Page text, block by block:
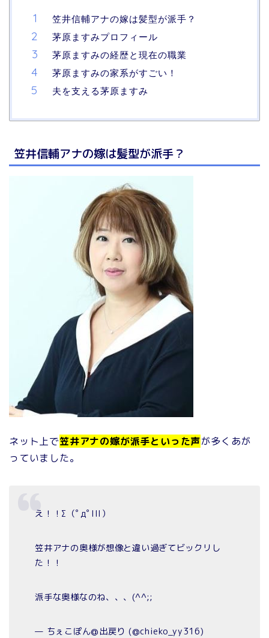
笠井信輔アナの嫁は髪型が派手？
茅原ますみプロフィール
茅原ますみの経歴と現在の職業
茅原ますみの家系がすごい！
夫を支える茅原ますみ
笠井信輔アナの嫁は髪型が派手？
ネット上で笠井アナの嫁が派手といった声が多くあが
っていました。
え！！Σ（ﾟдﾟlll）
笠井アナの奥様が想像と違い過ぎてビックリし
た！！
派手な奥様なのね、、、(^^;;
— ちぇこぽん@出戻り (@chieko_yy316)